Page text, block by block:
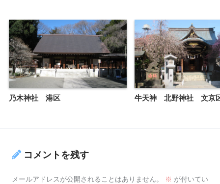
乃木神社 港区 牛天神 北野神社 文京
コメントを残す
メールアドレスが公開されることはありません。 ※ が付いてい